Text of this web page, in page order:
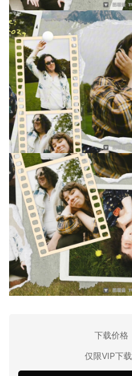
下载价格
仅限VIP下载